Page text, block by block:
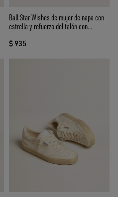
Ball Star Wishes de mujer de napa con
estrella y refuerzo del talón con
$ 935